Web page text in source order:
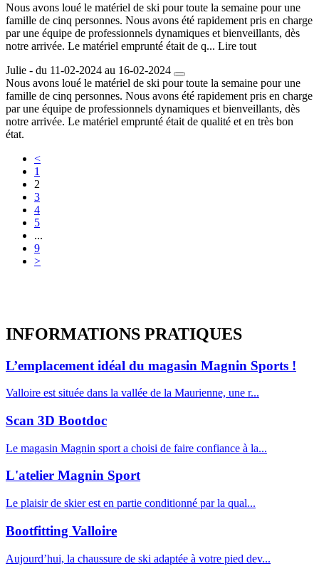
Nous avons loué le matériel de ski pour toute la semaine pour une
famille de cinq personnes. Nous avons été rapidement pris en charge
par une équipe de professionnels dynamiques et bienveillants, dès
notre arrivée. Le matériel emprunté était de q... Lire tout
Julie - du 11-02-2024 au 16-02-2024
Nous avons loué le matériel de ski pour toute la semaine pour une
famille de cinq personnes. Nous avons été rapidement pris en charge
par une équipe de professionnels dynamiques et bienveillants, dès
notre arrivée. Le matériel emprunté était de qualité et en très bon
état.
<
1
2
3
4
5
...
9
>
INFORMATIONS PRATIQUES
L’emplacement idéal du magasin Magnin Sports !
Valloire est située dans la vallée de la Maurienne, une r...
Scan 3D Bootdoc
Le magasin Magnin sport a choisi de faire confiance à la...
L'atelier Magnin Sport
Le plaisir de skier est en partie conditionné par la qual...
Bootfitting Valloire
Aujourd’hui, la chaussure de ski adaptée à votre pied dev...